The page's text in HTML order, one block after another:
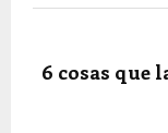
6 cosas que